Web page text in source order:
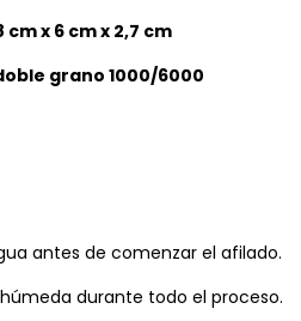
cm x 6 cm x 2,7 cm
grano 1000/6000
antes de comenzar el afilado.
durante todo el proceso.